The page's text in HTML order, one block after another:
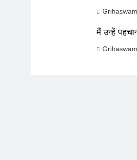
मैं उन्हें